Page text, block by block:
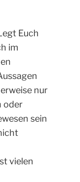
Euch
im
nur
oder
sein
vielen